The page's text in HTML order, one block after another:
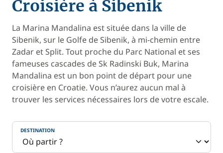
Croisière à Sibenik
La Marina Mandalina est située dans la ville de
Sibenik, sur le Golfe de Sibenik, à mi-chemin entre
Zadar et Split. Tout proche du Parc National et ses
fameuses cascades de Sk Radinski Buk, Marina
Mandalina est un bon point de départ pour une
croisière en Croatie. Vous n’aurez aucun mal à
trouver les services nécessaires lors de votre escale.
DESTINATION